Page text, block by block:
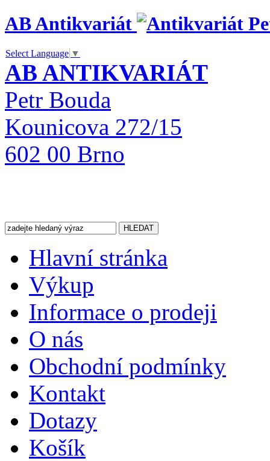
AB Antikvariát
Select Language ▼
AB ANTIKVARIÁT
Petr Bouda
Kounicova 272/15
602 00 Brno
Hlavní stránka
Výkup
Informace o prodeji
O nás
Obchodní podmínky
Kontakt
Dotazy
Košík